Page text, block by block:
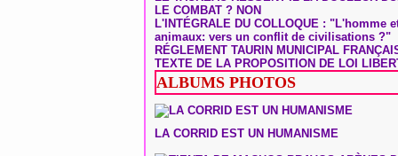
LE COMBAT ? NON
L'INTÉGRALE DU COLLOQUE : "L'homme
animaux: vers un conflit de civilisations ?"
RÉGLEMENT TAURIN MUNICIPAL
TEXTE DE LA PROPOSITION DE LOI
ALBUMS PHOTOS
LA CORRID EST UN HUMANISME